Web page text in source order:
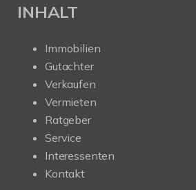
INHALT
Immobilien
Gutachter
Verkaufen
Vermieten
Ratgeber
Service
Interessenten
Kontakt